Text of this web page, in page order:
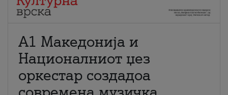
А1 Македонија и
Националниот џез
оркестар создадоа